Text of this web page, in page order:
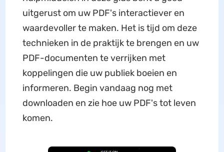
uitgerust om uw PDF's interactiever en
waardevoller te maken. Het is tijd om deze
technieken in de praktijk te brengen en uw
PDF-documenten te verrijken met
koppelingen die uw publiek boeien en
informeren. Begin vandaag nog met
downloaden en zie hoe uw PDF's tot leven
komen.